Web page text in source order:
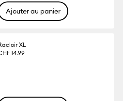
Ajouter au panier
XL
14.99